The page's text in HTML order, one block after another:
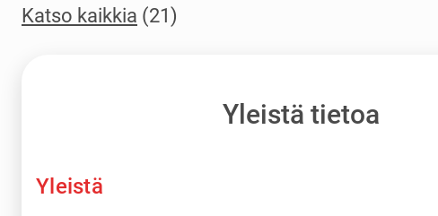
Katso kaikkia (21)
Yleistä tietoa
Yleistä